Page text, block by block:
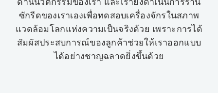
ซักรีดของเราเองเพื่อทดสอบเครื่องจักรในสภาพ
แวดล้อมโลกแห่งความเป็นจริงด้วย เพราะการได้
สัมผัสประสบการณ์ของลูกค้าช่วยให้เราออกแบบ
ได้อย่างชาญฉลาดยิ่งขึ้นด้วย